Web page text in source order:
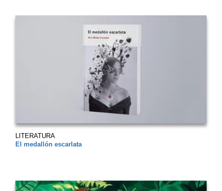
LITERATURA
El medallón escarlata